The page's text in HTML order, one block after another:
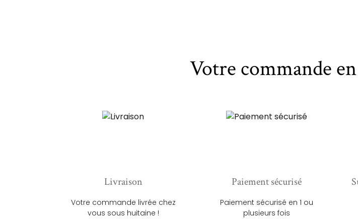
Votre commande
Livraison
Votre commande livrée chez
vous sous huitaine !
Paiement sécurisé
Paiement sécurisé en 1 ou
plusieurs fois